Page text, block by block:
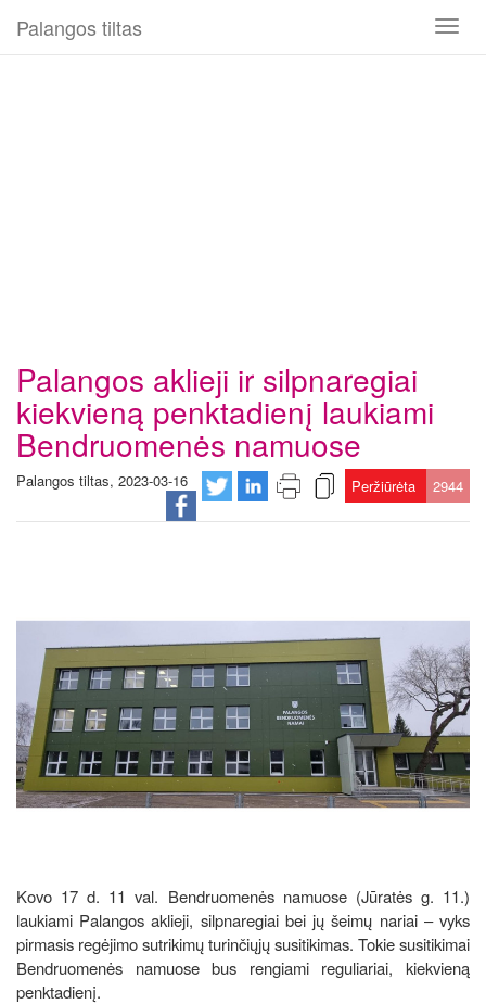
Toggle
Palangos tiltas
Palangos aklieji ir silpnaregiai
kiekvieną penktadienį laukiami
Bendruomenės namuose
Palangos tiltas, 2023-03-16 Peržiūrėta 2944
Kovo 17 d. 11 val. Bendruomenės namuose (Jūratės g. 11.)
laukiami Palangos aklieji, silpnaregiai bei jų šeimų nariai – vyks
pirmasis regėjimo sutrikimų turinčiųjų susitikimas. Tokie susitikimai
Bendruomenės namuose bus rengiami reguliariai, kiekvieną
penktadienį.